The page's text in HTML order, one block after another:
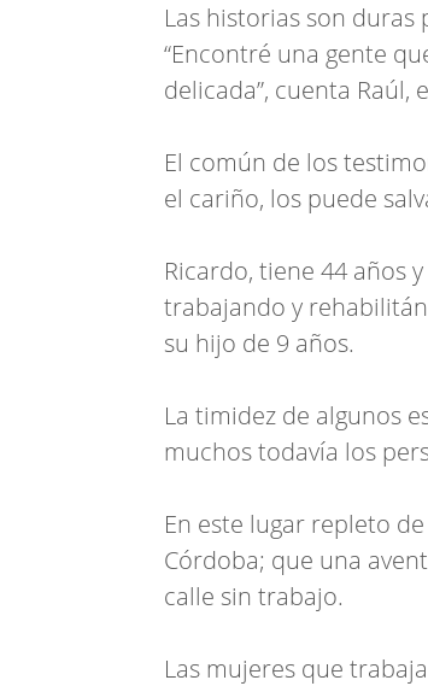
Las historias son
“Encontré una gente
delicada”, cuenta
El común de los
el cariño, los puede
Ricardo, tiene 44 años
trabajando y
su hijo de 9 años.
La timidez de algunos
muchos todavía los
En este lugar repleto
Córdoba; que una
calle sin trabajo.
Las mujeres que